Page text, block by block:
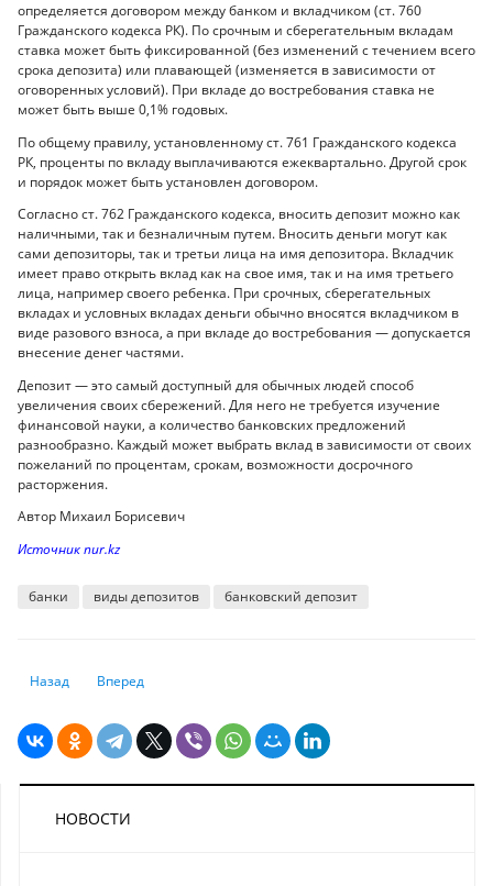
определяется договором между банком и вкладчиком (ст. 760
Гражданского кодекса РК). По срочным и сберегательным вкладам
ставка может быть фиксированной (без изменений с течением всего
срока депозита) или плавающей (изменяется в зависимости от
оговоренных условий). При вкладе до востребования ставка не
может быть выше 0,1% годовых.
По общему правилу, установленному ст. 761 Гражданского кодекса
РК, проценты по вкладу выплачиваются ежеквартально. Другой срок
и порядок может быть установлен договором.
Согласно ст. 762 Гражданского кодекса, вносить депозит можно как
наличными, так и безналичным путем. Вносить деньги могут как
сами депозиторы, так и третьи лица на имя депозитора. Вкладчик
имеет право открыть вклад как на свое имя, так и на имя третьего
лица, например своего ребенка. При срочных, сберегательных
вкладах и условных вкладах деньги обычно вносятся вкладчиком в
виде разового взноса, а при вкладе до востребования — допускается
внесение денег частями.
Депозит — это самый доступный для обычных людей способ
увеличения своих сбережений. Для него не требуется изучение
финансовой науки, а количество банковских предложений
разнообразно. Каждый может выбрать вклад в зависимости от своих
пожеланий по процентам, срокам, возможности досрочного
расторжения.
Автор Михаил Борисевич
Источник nur.kz
банки виды депозитов банковский депозит
Предыдущий: Деньги как зеркало истории: 30-летие тенге
Назад Следующий: Что такое дефолт, почему возникает и на что
Вперед
НОВОСТИ